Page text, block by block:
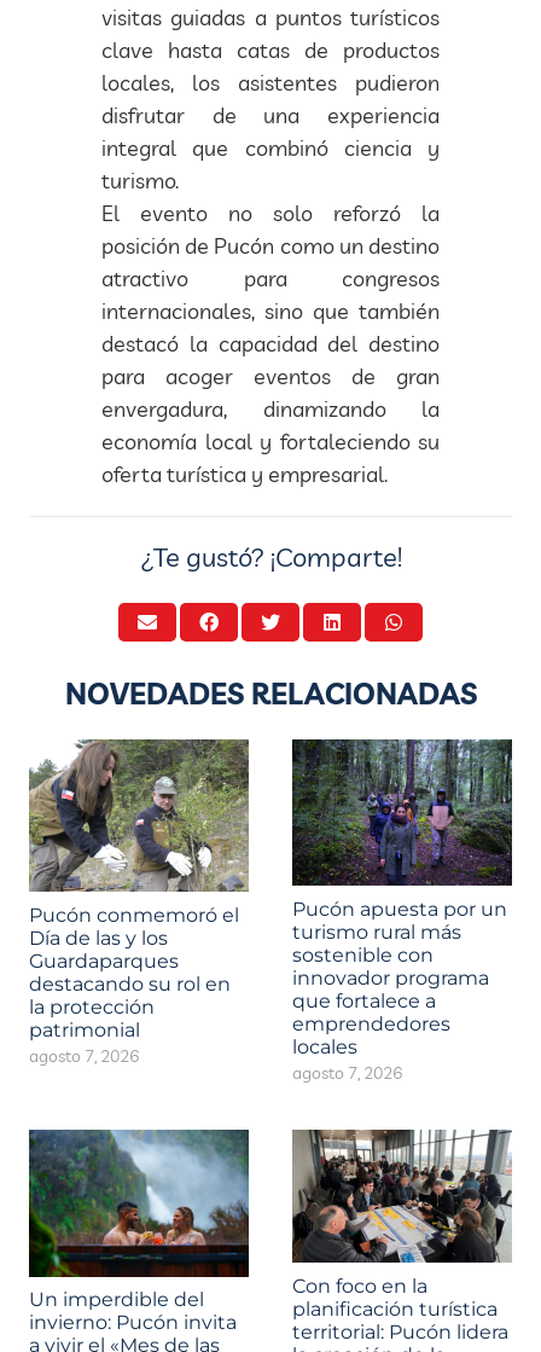
visitas guiadas a puntos turísticos
clave hasta catas de productos
locales, los asistentes pudieron
disfrutar de una experiencia
integral que combinó ciencia y
turismo.
El evento no solo reforzó la
posición de Pucón como un destino
atractivo para congresos
internacionales, sino que también
destacó la capacidad del destino
para acoger eventos de gran
envergadura, dinamizando la
economía local y fortaleciendo su
oferta turística y empresarial.
¿Te gustó? ¡Comparte!
NOVEDADES RELACIONADAS
Pucón conmemoró el
Día de las y los
Guardaparques
destacando su rol en
la protección
patrimonial
agosto 7, 2026
Pucón apuesta por un
turismo rural más
sostenible con
innovador programa
que fortalece a
emprendedores
locales
agosto 7, 2026
Un imperdible del
invierno: Pucón invita
a vivir el «Mes de las
Con foco en la
planificación turística
territorial: Pucón lidera